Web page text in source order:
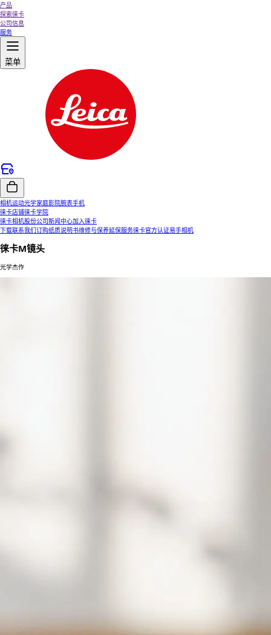
产品
探索徕卡
公司信息
服务
菜单
相机运动光学家庭影院腕表手机
徕卡店铺徕卡学院
徕卡相机股份公司新闻中心加入徕卡
下载联系我们订购纸质说明书维修与保养延保服务徕卡官方认证易手相机
徕卡M镜头
光学杰作